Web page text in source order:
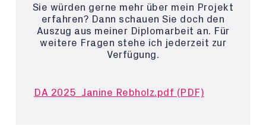
Sie würden gerne mehr über mein Projekt
erfahren? Dann schauen Sie doch den
Auszug aus meiner Diplomarbeit an. Für
weitere Fragen stehe ich jederzeit zur
Verfügung.
DA 2025_Janine Rebholz.pdf (PDF)